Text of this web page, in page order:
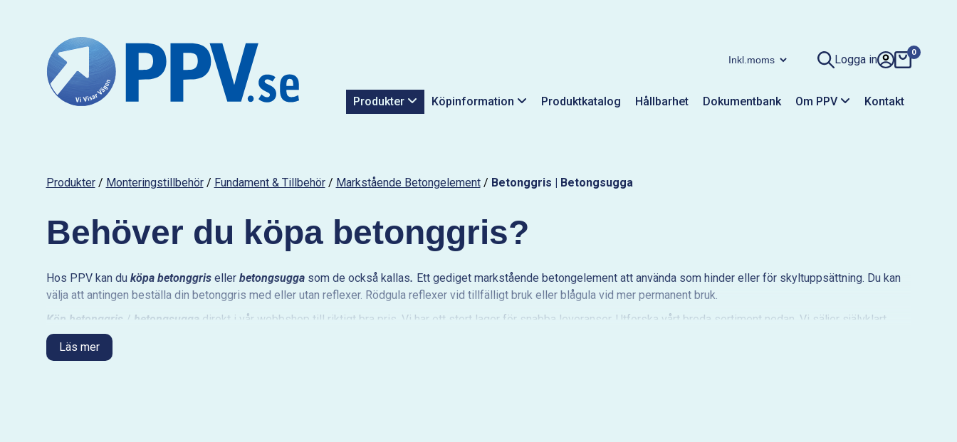
Logga in
0
Produkter Köpinformation Produktkatalog Hållbarhet Dokumentbank Om PPV Kontakt
Produkter/ Monteringstillbehör/ Fundament & Tillbehör/ Markstående Betongelement/ Betonggris | Betongsugga
Behöver du köpa betonggris?
Hos PPV kan du köpa betonggriseller betongsuggasom de också kallas. Ett gediget markstående betongelement att använda som hinder eller för skyltuppsättning. Du kan
välja att antingen beställa din betonggris med eller utan reflexer. Rödgula reflexer vid tillfälligt bruk eller blågula vid mer permanent bruk.
Köp betonggris / betongsugga direkt i vår webbshop till riktigt bra pris. Vi har ett stort lager för snabba leveranser. Utforska vårt breda sortiment nedan. Vi säljer självklart
ävenstolprör
Läs mer